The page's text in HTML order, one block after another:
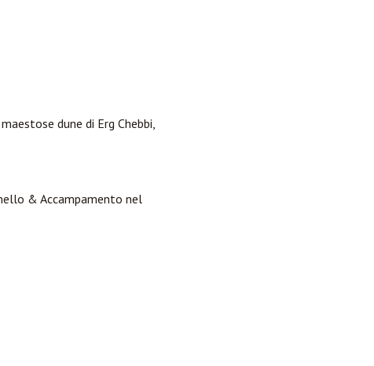
dune di Erg Chebbi,
& Accampamento nel